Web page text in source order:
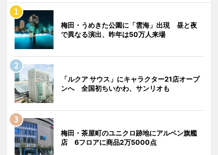
梅田・うめきた公園に「雲海」出現 昼と夜
で異なる演出、昨年は50万人来場
「ルクア サウス」にキャラクター21店オープ
ンへ 全国初ちいかわ、サンリオも
梅田・茶屋町のユニクロ跡地にアルペン旗艦
店 6フロアに商品2万5000点